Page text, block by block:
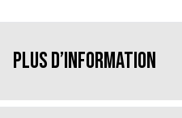
Plus d’information